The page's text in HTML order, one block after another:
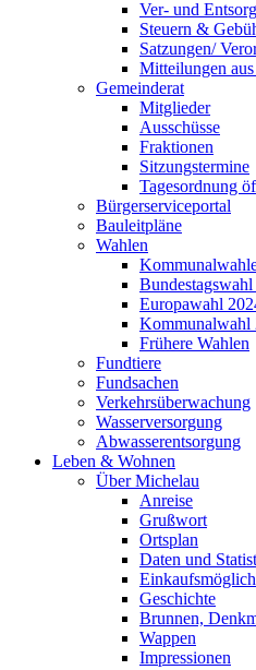
Ver- und
Steuern &
Satzungen/
Mitteilungen
Gemeinderat
Mitglieder
Ausschüsse
Fraktionen
Sitzungstermine
Tagesordnung
Bürgerserviceportal
Bauleitpläne
Wahlen
Europawahl
Kommunalwahl
Frühere Wahlen
Fundtiere
Fundsachen
Verkehrsüberwachung
Wasserversorgung
Abwasserentsorgung
Leben & Wohnen
Über Michelau
Anreise
Grußwort
Ortsplan
Daten und
Geschichte
Brunnen,
Wappen
Impressionen